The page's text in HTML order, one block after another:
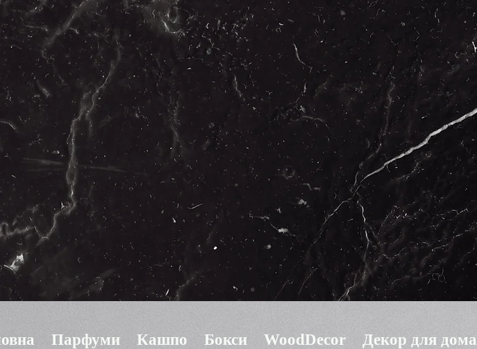
Парфуми Кашпо Бокси WoodDecor Декор для дома